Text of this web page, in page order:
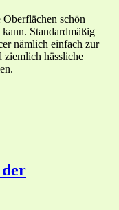
schön
Standardmäßig
nämlich einfach zur
ziemlich hässliche